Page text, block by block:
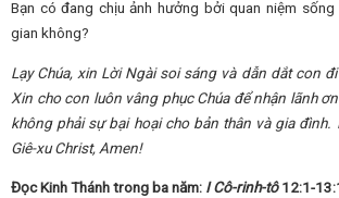
Bạn có đang chịu ảnh hưởng bởi quan niệm
gian không?
Lạy Chúa, xin Lời Ngài soi sáng và dẫn dắt con
Xin cho con luôn vâng phục Chúa để nhận lãnh
không phải sự bại hoại cho bản thân và gia đình.
Giê-xu Christ, Amen!
Đọc Kinh Thánh trong ba năm: I Cô-rinh-tô12:1-